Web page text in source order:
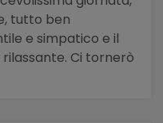
tutto ben
e simpatico e il
Ci tornerò